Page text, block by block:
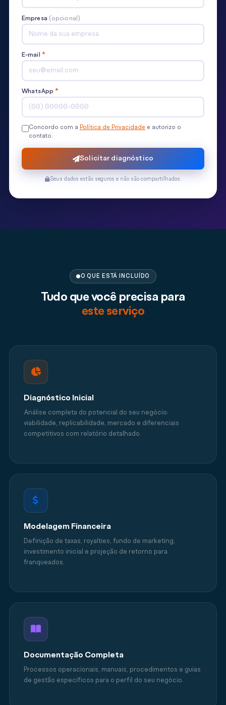
Empresa (opcional)
E-mail *
WhatsApp *
Concordo com a Política de Privacidade e autorizo o
contato.
Solicitar diagnóstico
Seus dados estão seguros e não são compartilhados.
O QUE ESTÁ INCLUÍDO
Tudo que você precisa para
este serviço
Diagnóstico Inicial
Análise completa do potencial do seu negócio:
viabilidade, replicabilidade, mercado e diferenciais
competitivos com relatório detalhado.
Modelagem Financeira
Definição de taxas, royalties, fundo de marketing,
investimento inicial e projeção de retorno para
franqueados.
Documentação Completa
Processos operacionais, manuais, procedimentos e guias
de gestão específicos para o perfil do seu negócio.